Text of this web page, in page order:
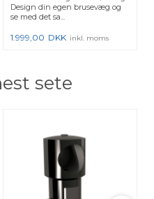
Design din egen brusevæg og
se med det sa...
1.999,00 DKK inkl. moms
sete